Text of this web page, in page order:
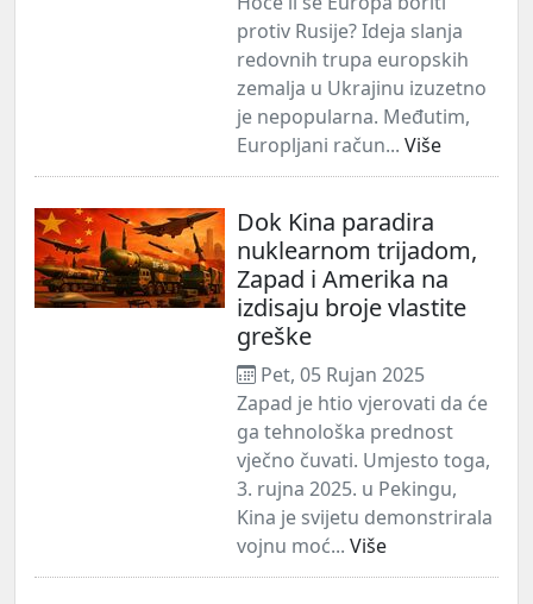
protiv Rusije? Ideja slanja
redovnih trupa europskih
zemalja u Ukrajinu izuzetno
je nepopularna. Međutim,
Europljani račun... Više
Dok Kina paradira
nuklearnom trijadom,
Zapad i Amerika na
izdisaju broje vlastite
greške
Pet, 05 Rujan 2025
Zapad je htio vjerovati da će
ga tehnološka prednost
vječno čuvati. Umjesto toga,
3. rujna 2025. u Pekingu,
Kina je svijetu demonstrirala
vojnu moć... Više